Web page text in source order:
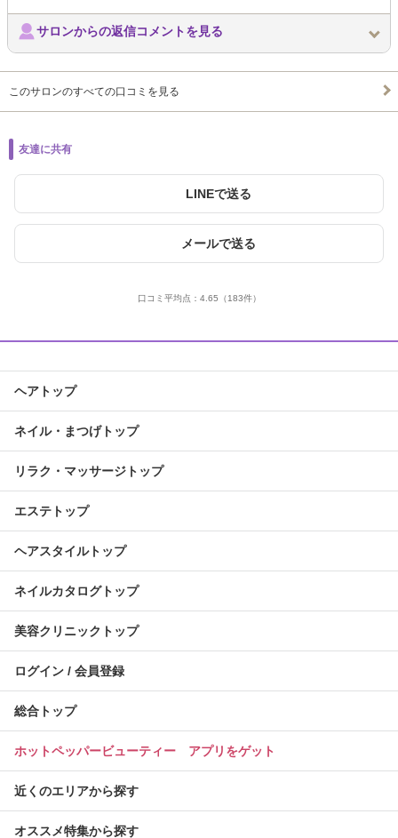
サロンからの返信コメントを見る
このサロンのすべての口コミを見る
友達に共有
LINEで送る
メールで送る
口コミ平均点： 4.65 （183件）
ヘアトップ
ネイル・まつげトップ
リラク・マッサージトップ
エステトップ
ヘアスタイルトップ
ネイルカタログトップ
美容クリニックトップ
ログイン / 会員登録
総合トップ
ホットペッパービューティー アプリをゲット
近くのエリアから探す
オススメ特集から探す